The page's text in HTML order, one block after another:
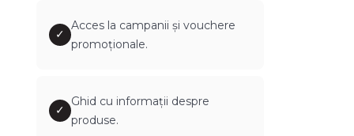
✓
Acces la campanii și vouchere
promoționale.
✓
Ghid cu informații despre
produse.